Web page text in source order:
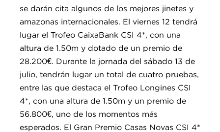
se darán cita algunos de los mejores jinetes y
amazonas internacionales. El viernes 12 tendrá
lugar el Trofeo CaixaBank CSI 4*, con una
altura de 1.50m y dotado de un premio de
28.200€. Durante la jornada del sábado 13 de
julio, tendrán lugar un total de cuatro pruebas,
entre las que destaca el Trofeo Longines CSI
4*, con una altura de 1.50m y un premio de
56.800€, uno de los momentos más
esperados. El Gran Premio Casas Novas CSI 4*